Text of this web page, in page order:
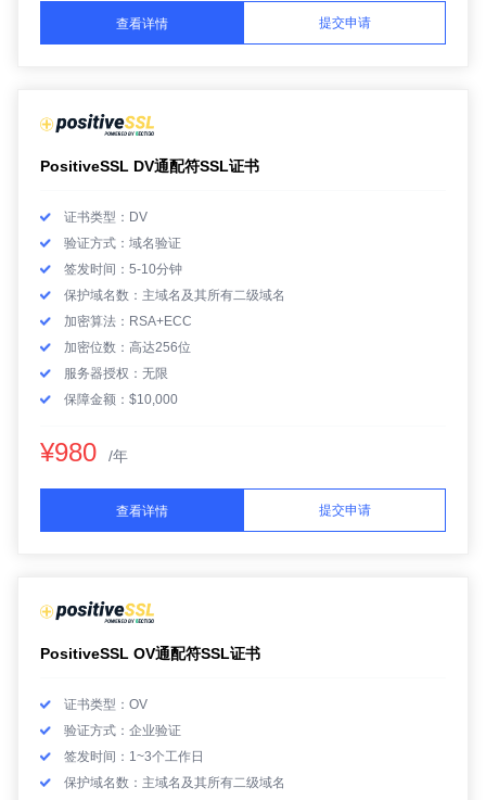
查看详情 提交申请
PositiveSSL DV通配符SSL证书
证书类型：DV
验证方式：域名验证
签发时间：5-10分钟
保护域名数：主域名及其所有二级域名
加密算法：RSA+ECC
加密位数：高达256位
服务器授权：无限
保障金额：$10,000
¥980 /年
查看详情 提交申请
PositiveSSL OV通配符SSL证书
证书类型：OV
验证方式：企业验证
签发时间：1~3个工作日
保护域名数：主域名及其所有二级域名